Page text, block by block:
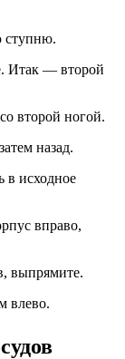
ступню.
Итак — второй
второй ногой.
назад.
в исходное
вправо,
выпрямите.
влево.